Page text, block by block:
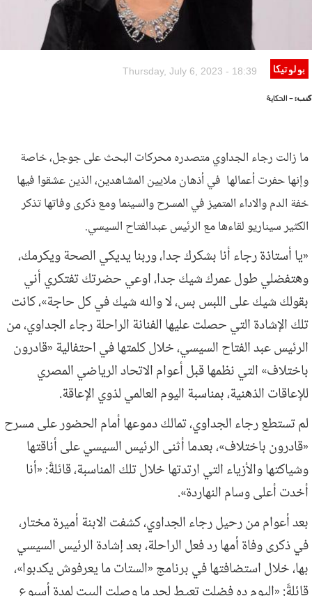
بولوتيكا Thursday, July 6, 2023 - 18:39
كتب:- الحكاية
ما زالت رجاء الجداوي متصدره محركات البحث على جوجل، خاصة
وإنها حفرت أعمالها في أذهان ملايين المشاهدين، الذين عشقوا فيها
خفة الدم والاداء المتميز في المسرح والسينما ومع ذكرى وفاتها تذكر
الكثير سيناريو لقاءها مع الرئيس عبدالفتاح السيسي.
«يا أستاذة رجاء أنا بشكرك جدا، وربنا يديكي الصحة ويكرمك،
وهتفضلي طول عمرك شيك جدا، اوعي حضرتك تفتكري أني
بقولك شيك على اللبس بس، لا والله شيك في كل حاجة»، كانت
تلك الإشادة التي حصلت عليها الفنانة الراحلة رجاء الجداوي، من
الرئيس عبد الفتاح السيسي، خلال كلمتها في احتفالية «قادرون
باختلاف» التي نظمها قبل أعوام الاتحاد الرياضي المصري
للإعاقات الذهنية، بمناسبة اليوم العالمي لذوي الإعاقة.
لم تستطع رجاء الجداوي، تمالك دموعها أمام الحضور على مسرح
«قادرون باختلاف»، بعدما أثنى الرئيس السيسي على أناقتها
وشياكتها والأزياء التي ارتدتها خلال تلك المناسبة، قائلةً: «أنا
أخدت أعلى وسام النهاردة».
بعد أعوام من رحيل رجاء الجداوي، كشفت الابنة أميرة مختار،
في ذكرى وفاة أمها رد فعل الراحلة، بعد إشادة الرئيس السيسي
بها، خلال استضافتها في برنامج «الستات ما يعرفوش يكدبوا»،